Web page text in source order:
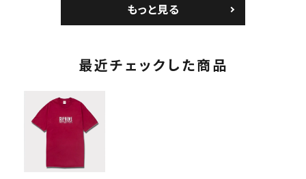
もっと見る
最近チェックした商品